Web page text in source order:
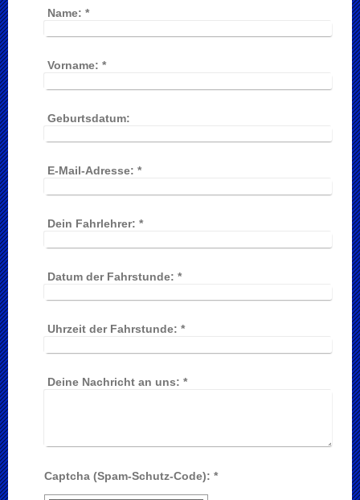
Name: *
Vorname: *
Geburtsdatum:
E-Mail-Adresse: *
Dein Fahrlehrer: *
Datum der Fahrstunde: *
Uhrzeit der Fahrstunde: *
Deine Nachricht an uns: *
Captcha (Spam-Schutz-Code): *